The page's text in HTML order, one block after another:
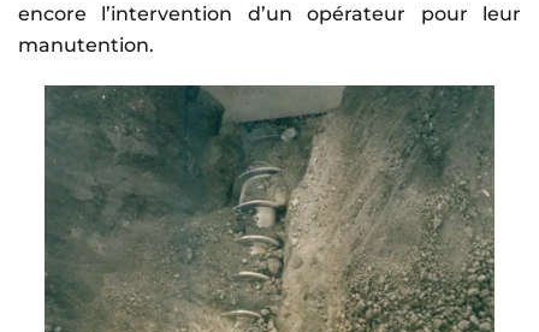
encore l’intervention d’un opérateur pour leur
manutention.